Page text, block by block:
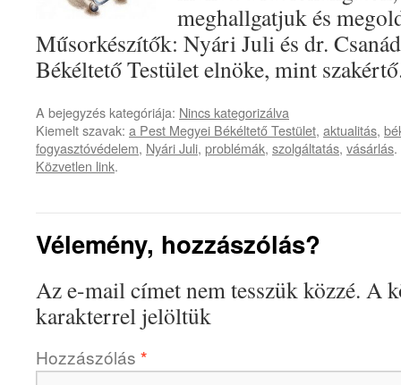
meghallgatjuk és
Műsorkészítők: Nyári Juli és dr.
Békéltető Testület elnöke, mint
A bejegyzés kategóriája: Nincs kategorizálva
Kiemelt szavak: a Pest Megyei Békéltető Testület, aktualitás,
fogyasztóvédelem, Nyári Juli, problémák, szolgáltatás, vásárlás.
Közvetlen link.
Vélemény, hozzászólás?
Az e-mail címet nem tesszük közzé. A
karakterrel jelöltük
Hozzászólás *